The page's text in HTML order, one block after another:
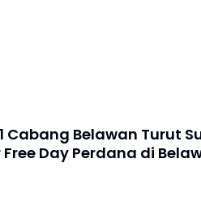
Cabang Belawan Turut
Day Perdana di